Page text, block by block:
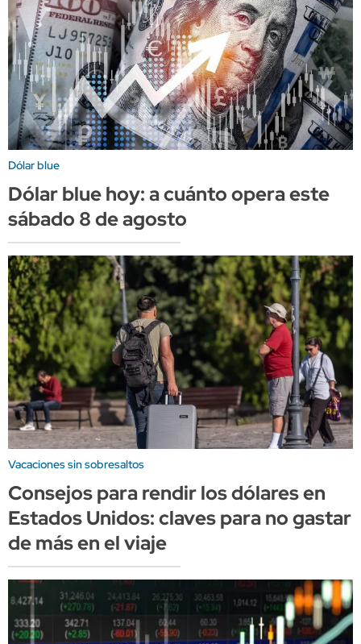
Dólar blue
Dólar blue hoy: a cuánto opera este
sábado 8 de agosto
Vacaciones sin sobresaltos
Consejos para rendir los dólares en
Estados Unidos: claves para no gastar
de más en el viaje